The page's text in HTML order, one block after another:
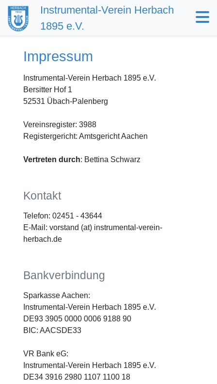
Instrumental-Verein Herbach
1895 e.V.
Impressum
Instrumental-Verein Herbach 1895 e.V.
Bersitter Hof 1
52531 Übach-Palenberg
Vereinsregister: 3988
Registergericht: Amtsgericht Aachen
Vertreten durch: Bettina Schwarz
Kontakt
Telefon: 02451 - 43644
E-Mail: vorstand (at) instrumental-verein-
herbach.de
Bankverbindung
Sparkasse Aachen:
Instrumental-Verein Herbach 1895 e.V.
DE93 3905 0000 0006 9188 90
BIC: AACSDE33
VR Bank eG:
Instrumental-Verein Herbach 1895 e.V.
DE34 3916 2980 1107 1100 18